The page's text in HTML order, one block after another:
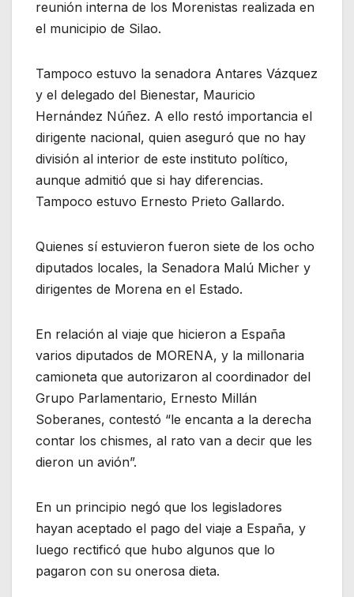
reunión interna de los Morenistas realizada en
el municipio de Silao.
Tampoco estuvo la senadora Antares Vázquez
y el delegado del Bienestar, Mauricio
Hernández Núñez. A ello restó importancia el
dirigente nacional, quien aseguró que no hay
división al interior de este instituto político,
aunque admitió que si hay diferencias.
Tampoco estuvo Ernesto Prieto Gallardo.
Quienes sí estuvieron fueron siete de los ocho
diputados locales, la Senadora Malú Micher y
dirigentes de Morena en el Estado.
En relación al viaje que hicieron a España
varios diputados de MORENA, y la millonaria
camioneta que autorizaron al coordinador del
Grupo Parlamentario, Ernesto Millán
Soberanes, contestó “le encanta a la derecha
contar los chismes, al rato van a decir que les
dieron un avión”.
En un principio negó que los legisladores
hayan aceptado el pago del viaje a España, y
luego rectificó que hubo algunos que lo
pagaron con su onerosa dieta.